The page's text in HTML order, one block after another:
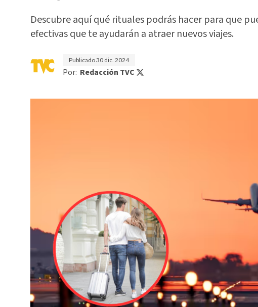
Descubre aquí qué rituales podrás hacer para que
efectivas que te ayudarán a atraer nuevos viajes.
Publicado30 dic. 2024
Por: Redacción TVC